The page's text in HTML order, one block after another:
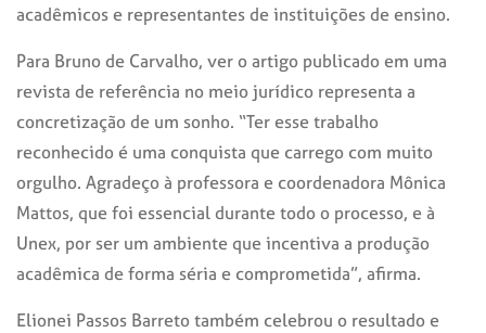
acadêmicos e representantes de instituições de ensino.
Para Bruno de Carvalho, ver o artigo publicado em uma
revista de referência no meio jurídico representa a
concretização de um sonho. “Ter esse trabalho
reconhecido é uma conquista que carrego com muito
orgulho. Agradeço à professora e coordenadora Mônica
Mattos, que foi essencial durante todo o processo, e à
Unex, por ser um ambiente que incentiva a produção
acadêmica de forma séria e comprometida”, afirma.
Elionei Passos Barreto também celebrou o resultado e